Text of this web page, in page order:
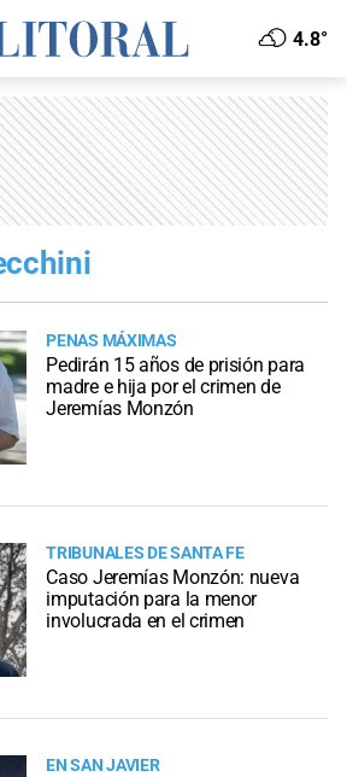
4.8°
PENAS MÁXIMAS
Pedirán 15 años de prisión para
madre e hija por el crimen de
Jeremías Monzón
TRIBUNALES DE SANTA FE
Caso Jeremías Monzón: nueva
imputación para la menor
involucrada en el crimen
EN SAN JAVIER